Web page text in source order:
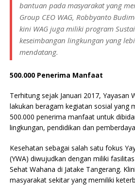
bantuan pada masyarakat yang
Group CEO WAG, Robbyanto
kini WAG juga miliki program
keseimbangan lingkungan yang
mendatang.
500.000 Penerima Manfaat
Terhitung sejak Januari 2017, Yayasan
lakukan beragam kegiatan sosial yang
500.000 penerima manfaat untuk
lingkungan, pendidikan dan
Kesehatan sebagai salah satu fokus
(YWA) diwujudkan dengan miliki
Sehat Wahana di Jatake Tangerang.
masyarakat sekitar yang memiliki